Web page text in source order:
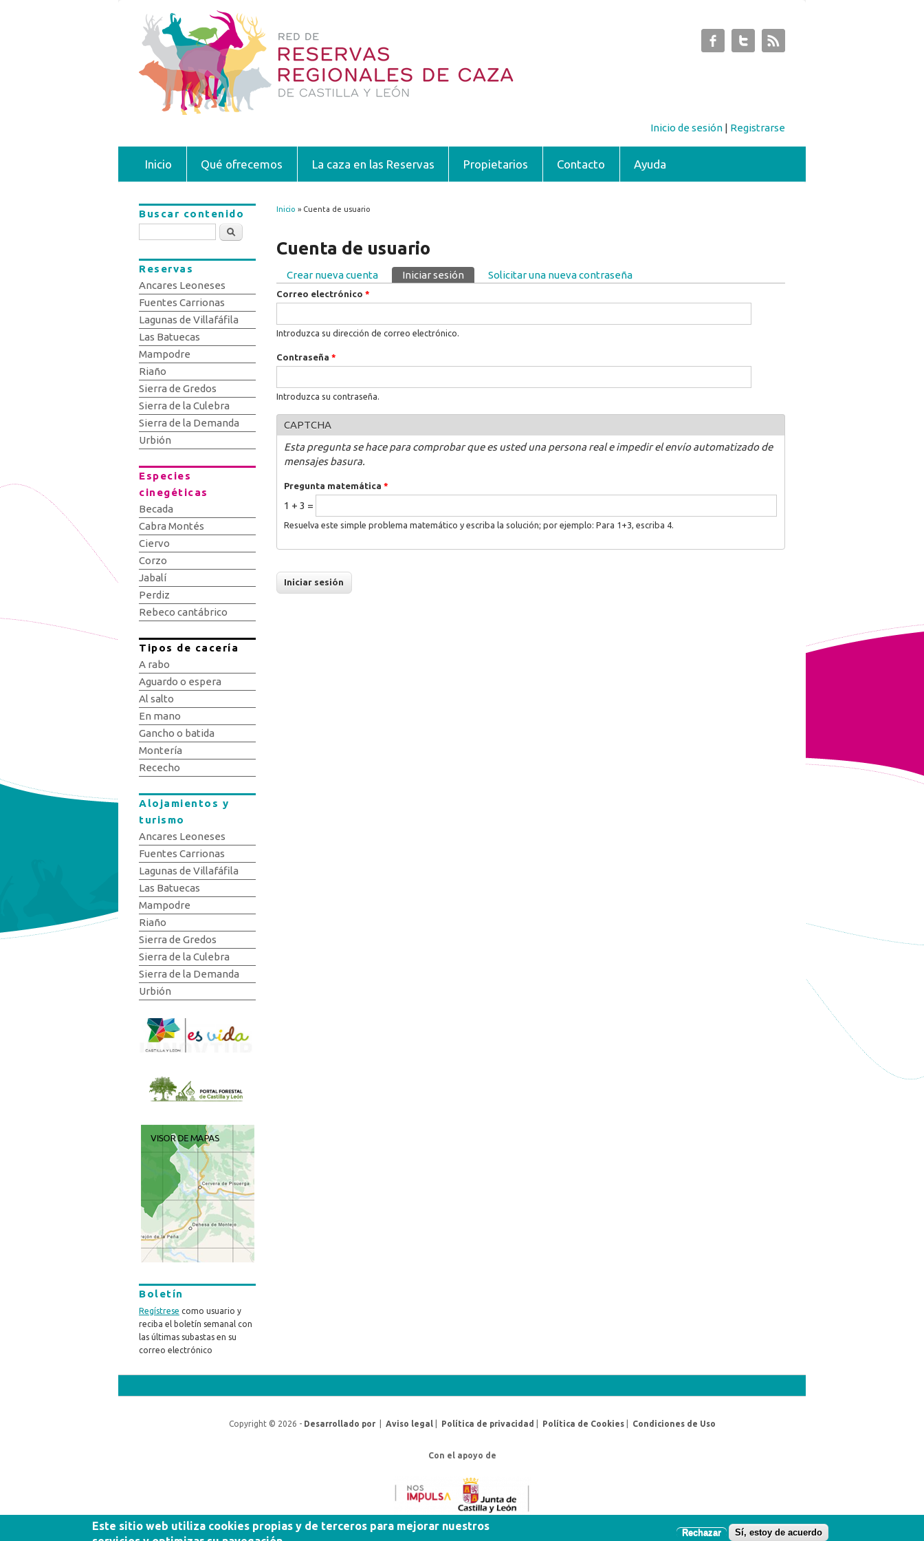
Inicio de sesión | Registrarse
Inicio Qué ofrecemos La caza en las Reservas Propietarios Contacto Ayuda
Se encuentra usted aquí
Inicio » Cuenta de usuario
Cuenta de usuario
Solapas principales
Crear nueva cuenta Iniciar sesión (solapa activa)
Solicitar una nueva contraseña
Correo electrónico *
Introduzca su dirección de correo electrónico.
Contraseña *
Introduzca su contraseña.
CAPTCHA
Esta pregunta se hace para comprobar que es usted una persona real e impedir el envío automatizado de
mensajes basura.
Pregunta matemática *
1 + 3 =
Resuelva este simple problema matemático y escriba la solución; por ejemplo: Para 1+3, escriba 4.
Buscar contenido
Buscar
Reservas
Ancares Leoneses
Fuentes Carrionas
Lagunas de Villafáfila
Las Batuecas
Mampodre
Riaño
Sierra de Gredos
Sierra de la Culebra
Sierra de la Demanda
Urbión
Especies
cinegéticas
Becada
Cabra Montés
Ciervo
Corzo
Jabalí
Perdiz
Rebeco cantábrico
Tipos de cacería
A rabo
Aguardo o espera
Al salto
En mano
Gancho o batida
Montería
Rececho
Alojamientos y
turismo
Ancares Leoneses
Fuentes Carrionas
Lagunas de Villafáfila
Las Batuecas
Mampodre
Riaño
Sierra de Gredos
Sierra de la Culebra
Sierra de la Demanda
Urbión
Boletín
Regístrese como usuario y
reciba el boletín semanal con
las últimas subastas en su
correo electrónico
Copyright © 2026 - Desarrollado por| Aviso legal Política de privacidad Política de Cookies| Condiciones de Uso
Con el apoyo de
Este sitio web utiliza cookies propias y de terceros para mejorar nuestros
Rechazar Sí, estoy de acuerdo